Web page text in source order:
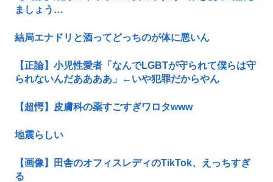
ましょう…
結局エナドリと酒ってどっちのが体に悪いん
【正論】小児性愛者「なんでLGBTが守られて僕らは守
られないんだああああ」←いや犯罪だからやん
【超愕】皮膚科の薬すごすぎワロタwww
地震らしい
【画像】田舎のオフィスレディのTikTok、えっちすぎ
る